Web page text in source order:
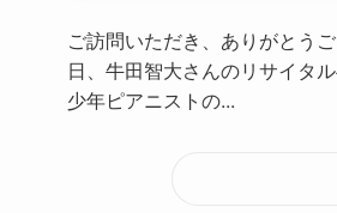
ご訪問いただき、ありがとう
日、牛田智大さんのリサイタ
少年ピアニストの...